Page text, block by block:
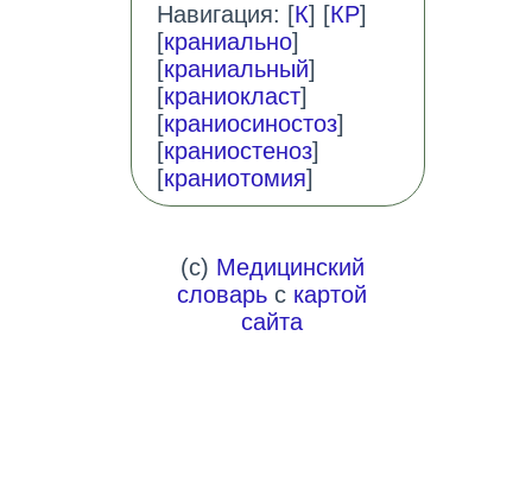
Навигация: [К] [КР]
[краниально]
[краниальный]
[краниокласт]
[краниосиностоз]
[краниостеноз]
[краниотомия]
(c) Медицинский
словарь с картой
сайта